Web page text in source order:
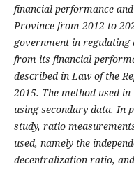
financial performance
Province from 2012 to
government in regulating
from its financial
described in Law of the
2015. The method used
using secondary data. In
study, ratio
used, namely the
decentralization ratio,